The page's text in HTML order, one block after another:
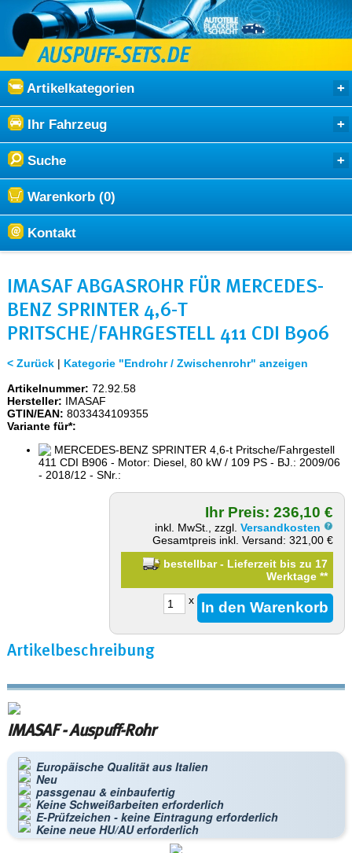
Artikelkategorien
Ihr Fahrzeug
Suche
Warenkorb (0)
Kontakt
IMASAF ABGASROHR FÜR MERCEDES-
BENZ SPRINTER 4,6-T
PRITSCHE/FAHRGESTELL 411 CDI B906
< Zurück| Kategorie "Endrohr / Zwischenrohr" anzeigen
Artikelnummer: 72.92.58
Hersteller: IMASAF
GTIN/EAN: 8033434109355
Variante für*:
MERCEDES-BENZ SPRINTER 4,6-t Pritsche/Fahrgestell
411 CDI B906 - Motor: Diesel, 80 kW / 109 PS - BJ.: 2009/06
- 2018/12 - SNr.:
Ihr Preis: 236,10 €
inkl. MwSt., zzgl.Versandkosten
Gesamtpreis inkl. Versand: 321,00 €
bestellbar - Lieferzeit bis zu 17
Werktage**
x
Artikelbeschreibung
IMASAF - Auspuff-Rohr
Europäische Qualität aus Italien
Neu
passgenau & einbaufertig
Keine Schweißarbeiten erforderlich
E-Prüfzeichen - keine Eintragung erforderlich
Keine neue HU/AU erforderlich